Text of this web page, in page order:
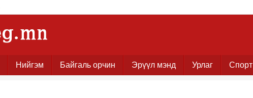
Нийгэм Байгаль орчин Эрүүл мэнд Урлаг Спорт